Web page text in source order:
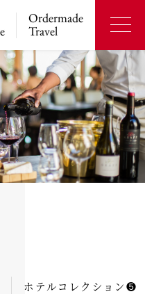
Ordermade
Travel
ホテルコレクション❺